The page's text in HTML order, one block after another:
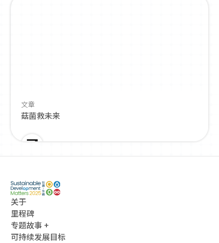
文章
菇菌救未来
关于
里程碑
专题故事 +
可持续发展目标